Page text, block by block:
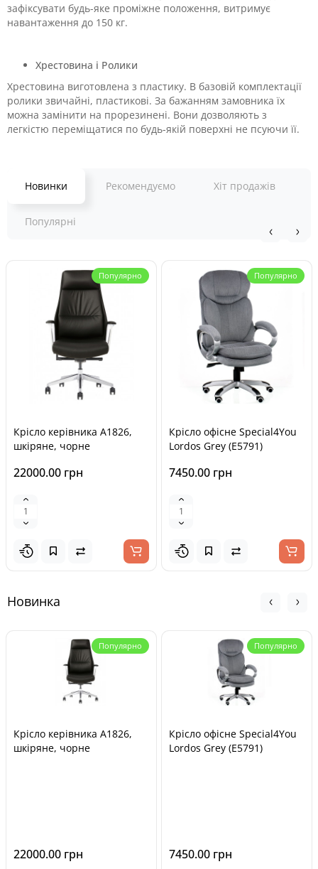
зафіксувати будь-яке проміжне положення, витримує
навантаження до 150 кг.
Хрестовина і Ролики
Хрестовина виготовлена з пластику. В базовій комплектації
ролики звичайні, пластикові. За бажанням замовника їх
можна замінити на прорезинені. Вони дозволяють з
легкістю переміщатися по будь-якій поверхні не псуючи її.
Новинки Рекомендуємо Хіт продажів
Популярні
Популярно
Крісло керівника A1826,
шкіряне, чорне
22000.00 грн
Популярно
Крісло офісне Special4You
Lordos Grey (E5791)
7450.00 грн
Новинка
Популярно
Крісло керівника A1826,
шкіряне, чорне
22000.00 грн
Популярно
Крісло офісне Special4You
Lordos Grey (E5791)
7450.00 грн